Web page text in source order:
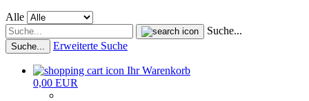
Alle
Suche...
Suche... Erweiterte Suche
Ihr Warenkorb
0,00 EUR